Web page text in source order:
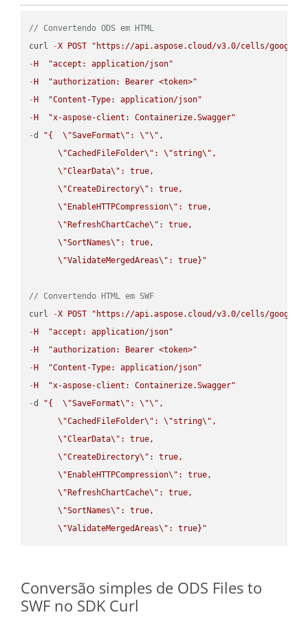
// Convertendo ODS em HTML
curl
-X POST
"https://api.aspose.cloud/v3.0/cells/
- H
"accept: application/json"
- H
"authorization: Bearer <token>"
- H
"Content-Type: application/json"
- H
"x-aspose-client: Containerize.Swagger"
-d "{ \"SaveFormat\" : \"\" ,
\"CachedFileFolder\" : \"string\" ,
\"ClearData\" : true,
\"CreateDirectory\" : true,
\" EnableHTTPCompression\" : true,
\" RefreshChartCache\" : true,
\"SortNames\" : true,
\"ValidateMergedAreas\" : true}"
// Convertendo HTML em SWF
curl
-X POST
"https://api.aspose.cloud/v3.0/cells/
- H
"accept: application/json"
- H
"authorization: Bearer <token>"
- H
"Content-Type: application/json"
- H
"x-aspose-client: Containerize.Swagger"
-d "{ \"SaveFormat\" : \"\" ,
\"CachedFileFolder\" : \"string\" ,
\"ClearData\" : true,
\"CreateDirectory\" : true,
\" EnableHTTPCompression\" : true,
\" RefreshChartCache\" : true,
\"SortNames\" : true,
\"ValidateMergedAreas\" : true}"
Conversão simples de ODS Files to
SWF no SDK Curl